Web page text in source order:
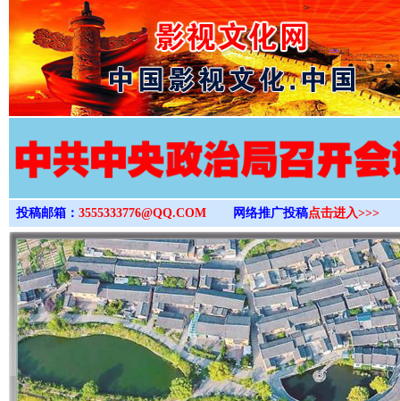
>
投稿邮箱： 3555333776@QQ.COM 网络推广投稿点击进入>>>